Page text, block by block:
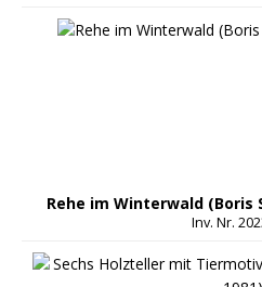
Rehe im Winterwald (Boris
Inv. Nr.